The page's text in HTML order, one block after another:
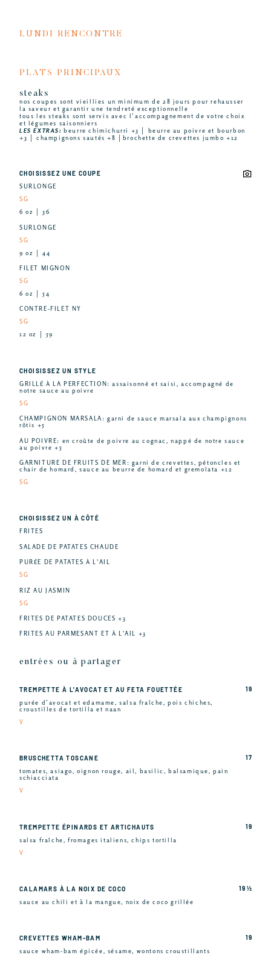
LUNDI RENCONTRE
PLATS PRINCIPAUX
steaks
nos coupes sont vieillies un minimum de 28 jours pour rehausser
la saveur et garantir une tendreté exceptionnelle
tous les steaks sont servis avec l’accompagnement de votre choix
et légumes saisonniers
LES EXTRAS:beurre chimichurri +3 │ beurre au poivre et bourbon
+3 │ champignons sautés +8 │brochette de crevettes jumbo +12
CHOISISSEZ UNE COUPE
SURLONGE
SG
6 oz │ 36
SURLONGE
SG
9 oz │ 44
FILET MIGNON
SG
6 oz │ 54
CONTRE-FILET NY
SG
12 oz │ 59
CHOISISSEZ UN STYLE
GRILLÉ À LA PERFECTION: assaisonné et saisi, accompagné de
notre sauce au poivre
SG
CHAMPIGNON MARSALA: garni de sauce marsala aux champignons
rôtis +5
AU POIVRE: en croûte de poivre au cognac, nappé de notre sauce
au poivre +5
GARNITURE DE FRUITS DE MER: garni de crevettes, pétoncles et
chair de homard, sauce au beurre de homard et gremolata +12
SG
CHOISISSEZ UN À CÔTÉ
FRITES
SALADE DE PATATES CHAUDE
PURÉE DE PATATES À L'AIL
SG
RIZ AU JASMIN
SG
FRITES DE PATATES DOUCES +3
FRITES AU PARMESANT ET À L'AIL +3
entrées ou à partager
TREMPETTE À L'AVOCAT ET AU FETA FOUETTÉE
purée d’avocat et edamame, salsa fraîche, pois chiches,
croustilles de tortilla et naan
V
19
BRUSCHETTA TOSCANE
tomates, asiago, oignon rouge, ail, basilic, balsamique, pain
schiacciata
V
17
TREMPETTE ÉPINARDS ET ARTICHAUTS
salsa fraîche, fromages italiens, chips tortilla
V
19
CALAMARS À LA NOIX DE COCO
sauce au chili et à la mangue, noix de coco grillée
19 ½
CREVETTES WHAM-BAM
sauce wham-bam épicée, sésame, wontons croustillants
19